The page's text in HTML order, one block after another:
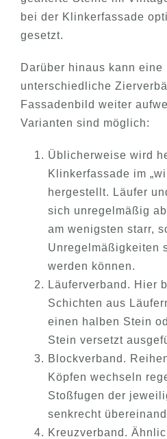
bei der Klinkerfassade
gesetzt.
Darüber hinaus kann
unterschiedliche
Fassadenbild weiter
Varianten sind möglich:
Üblicherweise wird
Klinkerfassade im
hergestellt. Läufer
sich unregelmäßig
am wenigsten starr,
Unregelmäßigkeiten
werden können.
Läuferverband. Hier
Schichten aus
einen halben Stein
Stein versetzt
Blockverband.
Köpfen wechseln
Stoßfugen der
senkrecht
Kreuzverband.